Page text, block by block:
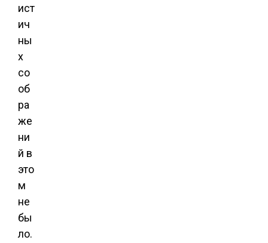
ист
ич
ны
х
со
об
ра
же
ни
й в
это
м
не
бы
ло.